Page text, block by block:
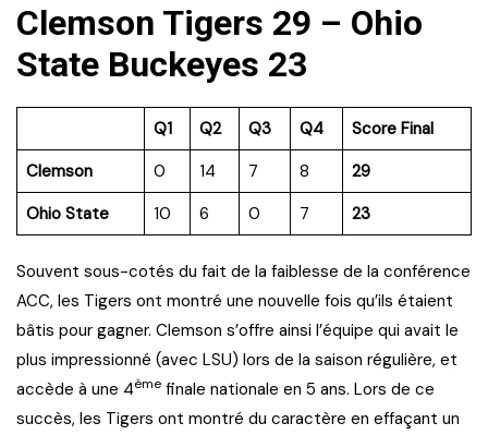
Clemson Tigers 29 – Ohio
State Buckeyes 23
Q1 Q2 Q3 Q4
Score Final
Clemson
0 14 7 8
29
Ohio State
10 6 0 7 23
Souvent sous-cotés du fait de la faiblesse de la conférence
ACC, les Tigers ont montré une nouvelle fois qu’ils étaient
bâtis pour gagner. Clemson s’offre ainsi l’équipe qui avait le
plus impressionné (avec LSU) lors de la saison régulière, et
accède à une 4ème finale nationale en 5 ans. Lors de ce
succès, les Tigers ont montré du caractère en effaçant un